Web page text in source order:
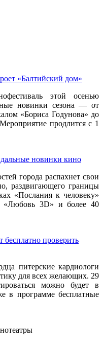
«Балтийский дом»
этой осенью
новинки сезона — от
«Бориса Годунова» до
продлится с 1
новинки кино
города распахнет свои
раздвигающего границы
«Послания к человеку»
«Любовь 3D» и более 40
бесплатно проверить
питерские кардиологи
для всех желающих. 29
можно будет в
в программе бесплатные